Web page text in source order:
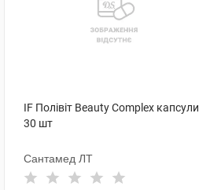
IF Полівіт Beauty Complex капсули
30 шт
Сантамед ЛТ